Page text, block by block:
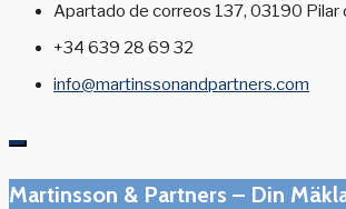
Apartado de correos 137, 03190 Pilar
+34 639 28 69 32
info@martinssonandpartners.com
Martinsson & Partners – Din